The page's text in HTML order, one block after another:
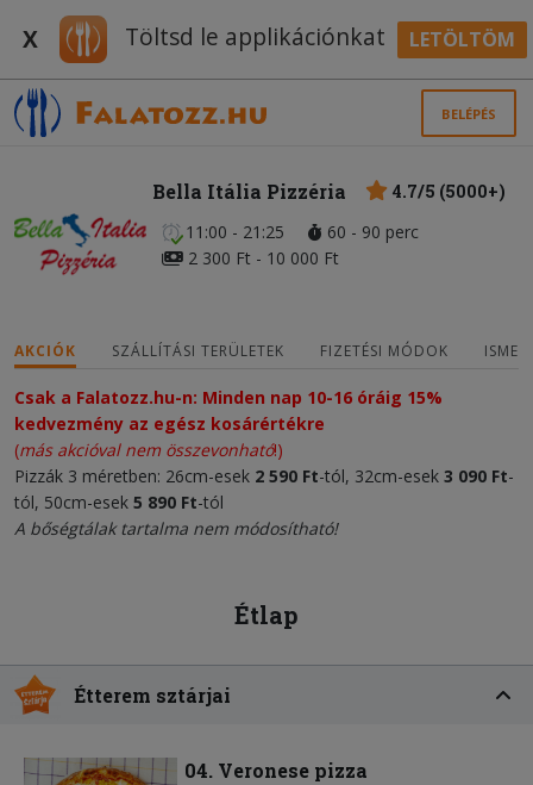
X Töltsd le applikációnkat LETÖLTÖM
BELÉPÉS
Bella Itália Pizzéria
4.7/5 (5000+)
11:00 - 21:25
60 - 90 perc
2 300 Ft - 10 000 Ft
AKCIÓK SZÁLLÍTÁSI TERÜLETEK FIZETÉSI MÓDOK
Csak a Falatozz.hu-n: Minden nap 10-16 óráig 15%
kedvezmény az egész kosárértékre
(más akcióval nem összevonható!)
Pizzák 3 méretben: 26cm-esek 2 590 Ft-tól, 32cm-esek 3 090 Ft-
tól, 50cm-esek 5 890 Ft-tól
A bőségtálak tartalma nem módosítható!
Étlap
Étterem sztárjai
04. Veronese pizza